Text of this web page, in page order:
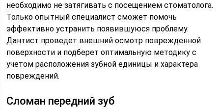
необходимо не затягивать с посещением стоматолога.
Только опытный специалист сможет помочь
эффективно устранить появившуюся проблему.
Дантист проведет внешний осмотр поврежденной
поверхности и подберет оптимальную методику с
учетом расположения зубной единицы и характера
повреждений.
Сломан передний зуб